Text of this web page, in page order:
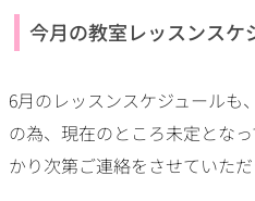
今月の教室レッスンスケ
6月のレッスンスケジュールも
の為、現在のところ未定とな
かり次第ご連絡をさせていただ